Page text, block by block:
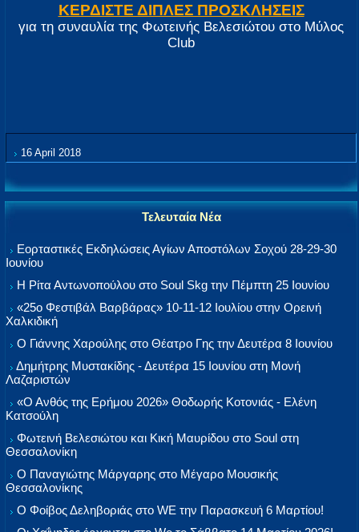
ΚΕΡΔΙΣΤΕ ΔΙΠΛΕΣ ΠΡΟΣΚΛΗΣΕΙΣ
για τη συναυλία της Φωτεινής Βελεσιώτου στο Μύλος
Club
16 April 2018
Τελευταία Νέα
Εορταστικές Εκδηλώσεις Αγίων Αποστόλων Σοχού 28-29-30
Ιουνίου
Η Ρίτα Αντωνοπούλου στο Soul Skg την Πέμπτη 25 Ιουνίου
«25ο Φεστιβάλ Βαρβάρας» 10-11-12 Ιουλίου στην Ορεινή
Χαλκιδική
Ο Γιάννης Χαρούλης στο Θέατρο Γης την Δευτέρα 8 Ιουνίου
Δημήτρης Μυστακίδης - Δευτέρα 15 Ιουνίου στη Μονή
Λαζαριστών
«Ο Ανθός της Ερήμου 2026» Θοδωρής Κοτονιάς - Ελένη
Κατσούλη
Φωτεινή Βελεσιώτου και Κική Μαυρίδου στο Soul στη
Θεσσαλονίκη
Ο Παναγιώτης Μάργαρης στο Μέγαρο Μουσικής
Θεσσαλονίκης
Ο Φοίβος Δεληβοριάς στο WE την Παρασκευή 6 Μαρτίου!